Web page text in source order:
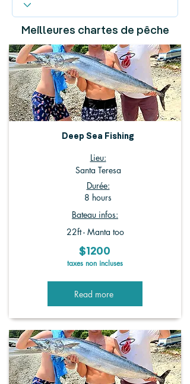
Meilleures chartes de pêche
Deep Sea Fishing
Lieu:
Santa Teresa
Durée:
8 hours
Bateau infos:
22ft - Manta too
$1200
taxes non incluses
Read more